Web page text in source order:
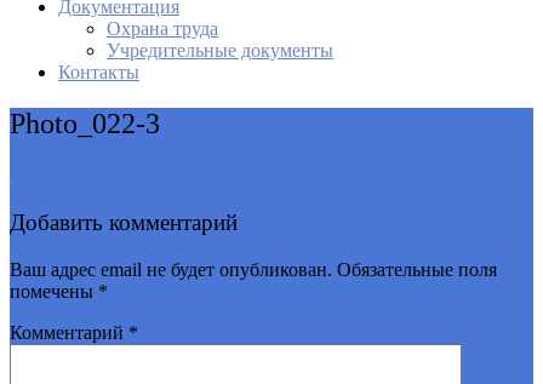
Документация
Охрана труда
Учредительные документы
Контакты
Photo_022-3
Добавить комментарий
Ваш адрес email не будет опубликован. Обязательные поля
помечены *
Комментарий *